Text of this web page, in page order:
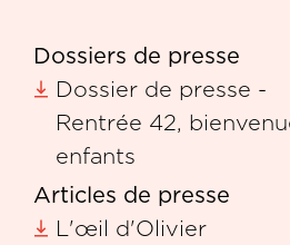
Dossiers de presse
Dossier de presse -
Rentrée 42,
enfants
Articles de presse
L'œil d'Olivier